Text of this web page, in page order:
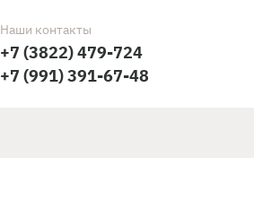
Наши контакты
+7 (3822) 479-724
+7 (991) 391-67-48